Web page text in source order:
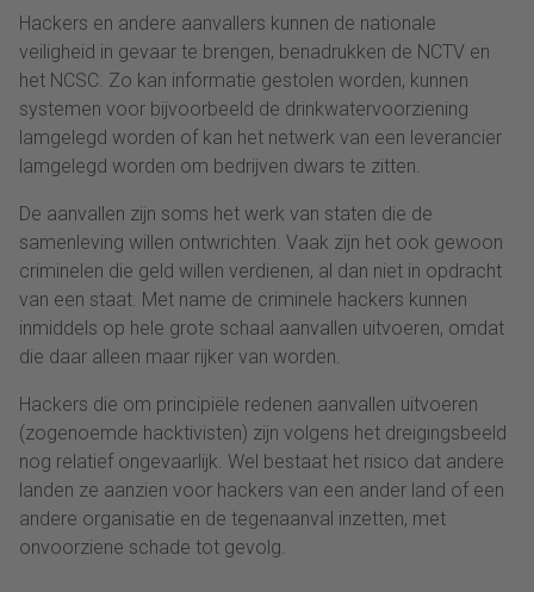
Hackers en andere aanvallers kunnen de nationale
veiligheid in gevaar te brengen, benadrukken de NCTV en
het NCSC. Zo kan informatie gestolen worden, kunnen
systemen voor bijvoorbeeld de drinkwatervoorziening
lamgelegd worden of kan het netwerk van een leverancier
lamgelegd worden om bedrijven dwars te zitten.
De aanvallen zijn soms het werk van staten die de
samenleving willen ontwrichten. Vaak zijn het ook gewoon
criminelen die geld willen verdienen, al dan niet in opdracht
van een staat. Met name de criminele hackers kunnen
inmiddels op hele grote schaal aanvallen uitvoeren, omdat
die daar alleen maar rijker van worden.
Hackers die om principiële redenen aanvallen uitvoeren
(zogenoemde hacktivisten) zijn volgens het dreigingsbeeld
nog relatief ongevaarlijk. Wel bestaat het risico dat andere
landen ze aanzien voor hackers van een ander land of een
andere organisatie en de tegenaanval inzetten, met
onvoorziene schade tot gevolg.